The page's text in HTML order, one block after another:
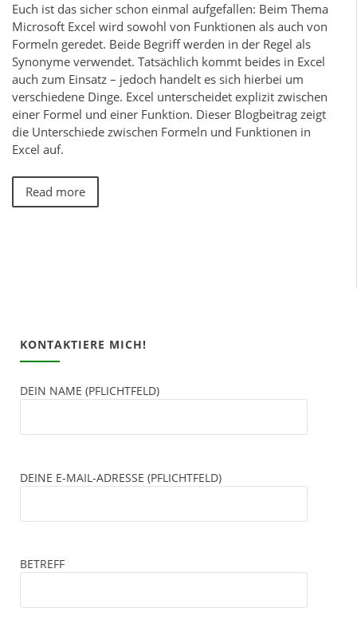
Euch ist das sicher schon einmal aufgefallen: Beim Thema
Microsoft Excel wird sowohl von Funktionen als auch von
Formeln geredet. Beide Begriff werden in der Regel als
Synonyme verwendet. Tatsächlich kommt beides in Excel
auch zum Einsatz – jedoch handelt es sich hierbei um
verschiedene Dinge. Excel unterscheidet explizit zwischen
einer Formel und einer Funktion. Dieser Blogbeitrag zeigt
die Unterschiede zwischen Formeln und Funktionen in
Excel auf.
Read more
KONTAKTIERE MICH!
DEIN NAME (PFLICHTFELD)
DEINE E-MAIL-ADRESSE (PFLICHTFELD)
BETREFF